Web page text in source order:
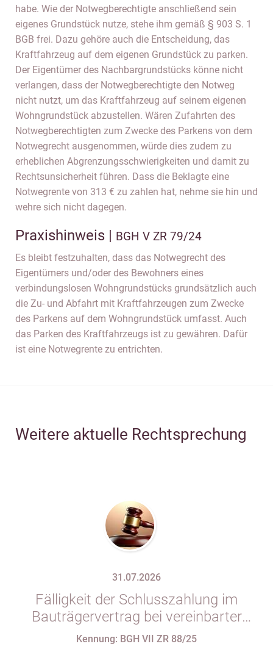
habe. Wie der Notwegberechtigte anschließend sein
eigenes Grundstück nutze, stehe ihm gemäß § 903 S. 1
BGB frei. Dazu gehöre auch die Entscheidung, das
Kraftfahrzeug auf dem eigenen Grundstück zu parken.
Der Eigentümer des Nachbargrundstücks könne nicht
verlangen, dass der Notwegberechtigte den Notweg
nicht nutzt, um das Kraftfahrzeug auf seinem eigenen
Wohngrundstück abzustellen. Wären Zufahrten des
Notwegberechtigten zum Zwecke des Parkens von dem
Notwegrecht ausgenommen, würde dies zudem zu
erheblichen Abgrenzungsschwierigkeiten und damit zu
Rechtsunsicherheit führen. Dass die Beklagte eine
Notwegrente von 313 € zu zahlen hat, nehme sie hin und
wehre sich nicht dagegen.
Praxishinweis | BGH V ZR 79/24
Es bleibt festzuhalten, dass das Notwegrecht des
Eigentümers und/oder des Bewohners eines
verbindungslosen Wohngrundstücks grundsätzlich auch
die Zu- und Abfahrt mit Kraftfahrzeugen zum Zwecke
des Parkens auf dem Wohngrundstück umfasst. Auch
das Parken des Kraftfahrzeugs ist zu gewähren. Dafür
ist eine Notwegrente zu entrichten.
Weitere aktuelle Rechtsprechung
31.07.2026
Fälligkeit der Schlusszahlung im
Bauträgervertrag bei vereinbarter
Zahlung „nach vollständiger
Kennung: BGH VII ZR 88/25